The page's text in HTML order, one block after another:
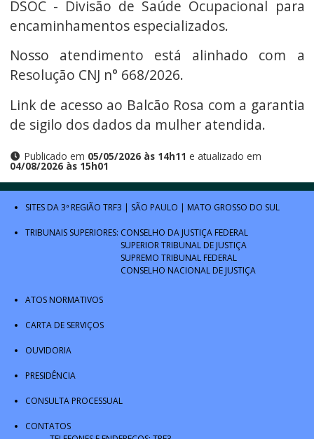
DSOC - Divisão de Saúde Ocupacional para
encaminhamentos especializados.
Nosso atendimento está alinhado com a
Resolução CNJ n° 668/2026.
Link de acesso ao Balcão Rosa com a garantia
de sigilo dos dados da mulher atendida.
Publicado em 05/05/2026 às 14h11 e atualizado em
04/08/2026 às 15h01
SITES DA 3ª REGIÃO TRF3 | SÃO PAULO | MATO GROSSO DO SUL
TRIBUNAIS SUPERIORES: CONSELHO DA JUSTIÇA FEDERAL
SUPERIOR TRIBUNAL DE JUSTIÇA
SUPREMO TRIBUNAL FEDERAL
CONSELHO NACIONAL DE JUSTIÇA
ATOS NORMATIVOS
CARTA DE SERVIÇOS
OUVIDORIA
PRESIDÊNCIA
CONSULTA PROCESSUAL
CONTATOS